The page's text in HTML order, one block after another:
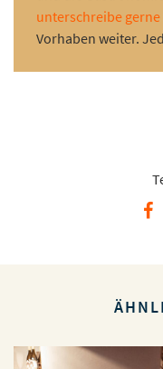
unterschreibe
Vorhaben weiter.